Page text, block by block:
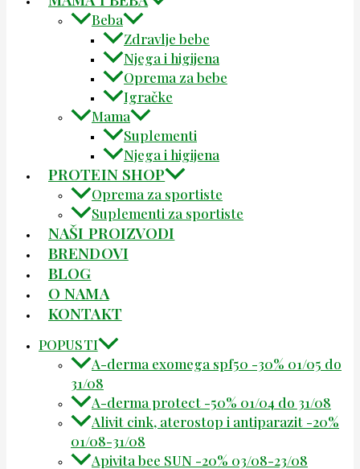
Beba
Zdravlje bebe
Njega i higijena
Oprema za bebe
Igračke
Mama
Suplementi
Njega i higijena
PROTEIN SHOP
Oprema za sportiste
Suplementi za sportiste
NAŠI PROIZVODI
BRENDOVI
BLOG
O NAMA
KONTAKT
POPUSTI
A-derma exomega spf50 -30% 01/05 do
31/08
A-derma protect -50% 01/04 do 31/08
Alivit cink, aterostop i antiparazit -20%
01/08-31/08
Apivita bee SUN -20% 03/08-23/08